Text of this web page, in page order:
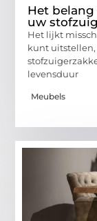
Het
uw
Het lijkt
kunt
levensduur
Meubels